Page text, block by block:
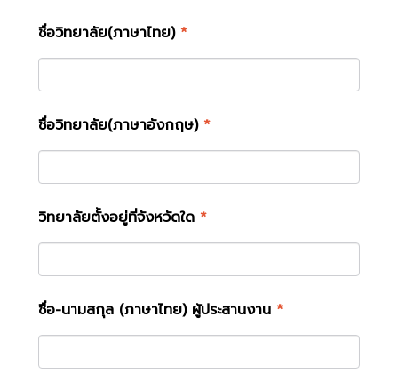
ชื่อวิทยาลัย(ภาษาไทย) *
ชื่อวิทยาลัย(ภาษาอังกฤษ) *
วิทยาลัยตั้งอยู่ที่จังหวัดใด *
ชื่อ-นามสกุล (ภาษาไทย) ผู้ประสานงาน *